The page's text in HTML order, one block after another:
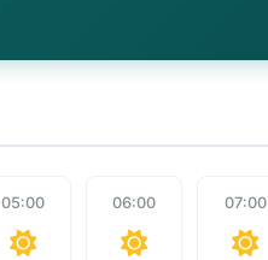
05:00 06:00 07:00